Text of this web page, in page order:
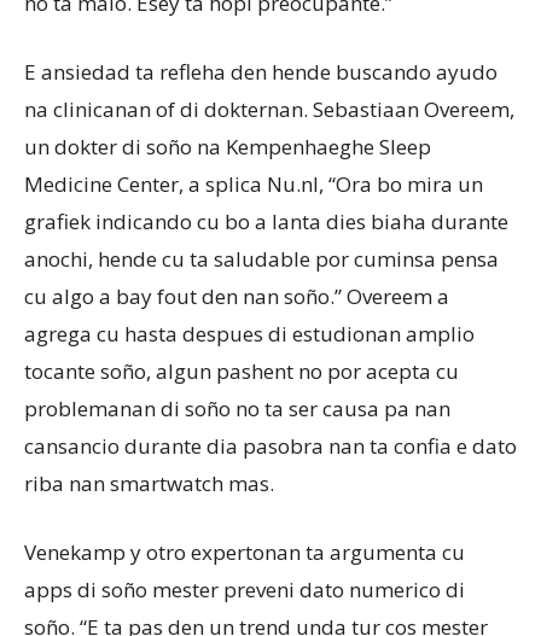
E ansiedad ta refleha den hende buscando ayudo
na clinicanan of di dokternan. Sebastiaan Overeem,
un dokter di soño na Kempenhaeghe Sleep
Medicine Center, a splica Nu.nl, “Ora bo mira un
grafiek indicando cu bo a lanta dies biaha durante
anochi, hende cu ta saludable por cuminsa pensa
cu algo a bay fout den nan soño.” Overeem a
agrega cu hasta despues di estudionan amplio
tocante soño, algun pashent no por acepta cu
problemanan di soño no ta ser causa pa nan
cansancio durante dia pasobra nan ta confia e dato
riba nan smartwatch mas.
Venekamp y otro expertonan ta argumenta cu
apps di soño mester preveni dato numerico di
soño. “E ta pas den un trend unda tur cos mester